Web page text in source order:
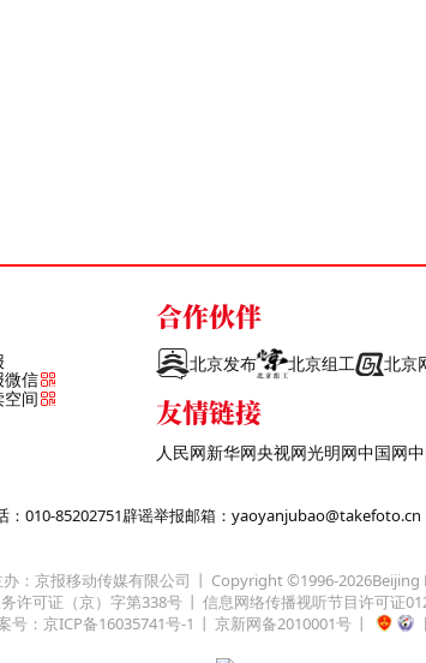
微信
间
合作伙伴
北京发布 北京组工 北京
友情链接
人民网新华网央视网光明网中国网
：010-85202751辟谣举报邮箱：yaoyanjubao@takefoto.cn
办：京报移动传媒有限公司 Copyright ©1996-2026Beijing
许可证（京）字第338号 信息网络传播视听节目许可证
号：京ICP备16035741号-1 京新网备2010001号